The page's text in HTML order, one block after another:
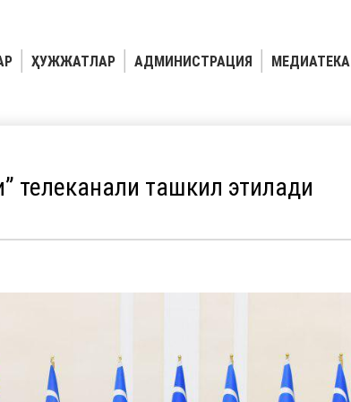
ҲУЖЖАТЛАР АДМИНИСТРАЦИЯ
МЕДИАТЕКА
телеканали ташкил этилади